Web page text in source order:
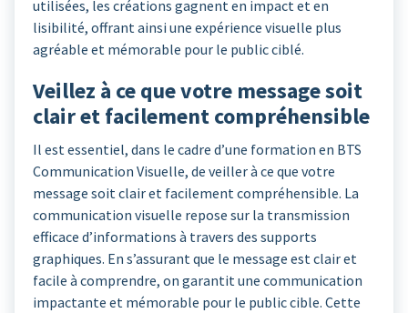
utilisées, les créations gagnent en impact et en
lisibilité, offrant ainsi une expérience visuelle plus
agréable et mémorable pour le public ciblé.
Veillez à ce que votre message soit
clair et facilement compréhensible
Il est essentiel, dans le cadre d’une formation en BTS
Communication Visuelle, de veiller à ce que votre
message soit clair et facilement compréhensible. La
communication visuelle repose sur la transmission
efficace d’informations à travers des supports
graphiques. En s’assurant que le message est clair et
facile à comprendre, on garantit une communication
impactante et mémorable pour le public cible. Cette